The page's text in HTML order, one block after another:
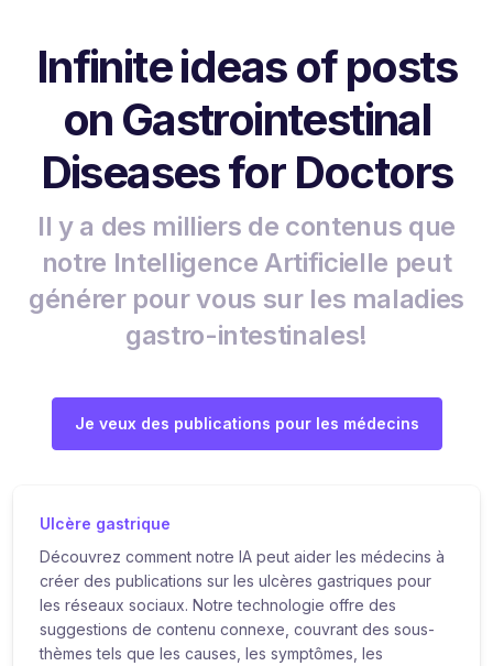
Infinite ideas of posts
on Gastrointestinal
Diseases for Doctors
Il y a des milliers de contenus que
notre Intelligence Artificielle peut
générer pour vous sur les maladies
gastro-intestinales!
Je veux des publications pour les médecins
Ulcère gastrique
Découvrez comment notre IA peut aider les médecins à
créer des publications sur les ulcères gastriques pour
les réseaux sociaux. Notre technologie offre des
suggestions de contenu connexe, couvrant des sous-
thèmes tels que les causes, les symptômes, les